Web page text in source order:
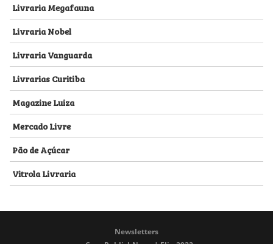
Livraria Megafauna
Livraria Nobel
Livraria Vanguarda
Livrarias Curitiba
Magazine Luiza
Mercado Livre
Pão de Açúcar
Vitrola Livraria
Newsletters